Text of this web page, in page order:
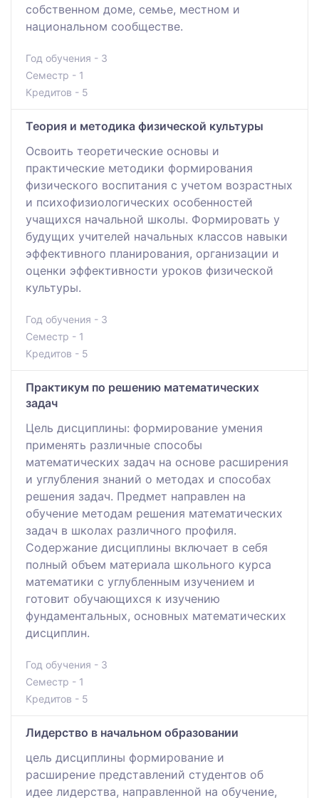
собственном доме, семье, местном и
национальном сообществе.
Год обучения - 3
Семестр - 1
Кредитов - 5
Теория и методика физической культуры
Освоить теоретические основы и
практические методики формирования
физического воспитания с учетом возрастных
и психофизиологических особенностей
учащихся начальной школы. Формировать у
будущих учителей начальных классов навыки
эффективного планирования, организации и
оценки эффективности уроков физической
культуры.
Год обучения - 3
Семестр - 1
Кредитов - 5
Практикум по решению математических
задач
Цель дисциплины: формирование умения
применять различные способы
математических задач на основе расширения
и углубления знаний о методах и способах
решения задач. Предмет направлен на
обучение методам решения математических
задач в школах различного профиля.
Содержание дисциплины включает в себя
полный объем материала школьного курса
математики с углубленным изучением и
готовит обучающихся к изучению
фундаментальных, основных математических
дисциплин.
Год обучения - 3
Семестр - 1
Кредитов - 5
Лидерство в начальном образовании
цель дисциплины формирование и
расширение представлений студентов об
идее лидерства, направленной на обучение,